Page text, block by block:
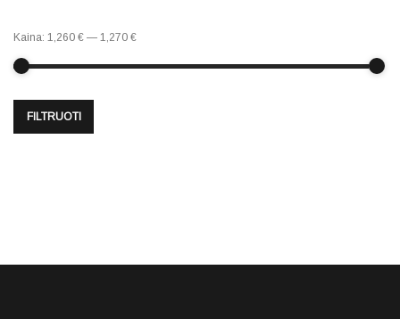
FILTRUOTI
Kaina: 1,260 € — 1,270 €